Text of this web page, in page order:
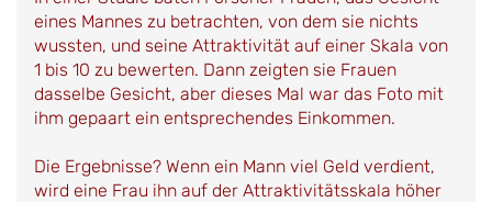
eines Mannes zu betrachten, von dem sie nichts
wussten, und seine Attraktivität auf einer Skala von
1 bis 10 zu bewerten. Dann zeigten sie Frauen
dasselbe Gesicht, aber dieses Mal war das Foto mit
ihm gepaart ein entsprechendes Einkommen.
Die Ergebnisse? Wenn ein Mann viel Geld verdient,
wird eine Frau ihn auf der Attraktivitätsskala höher